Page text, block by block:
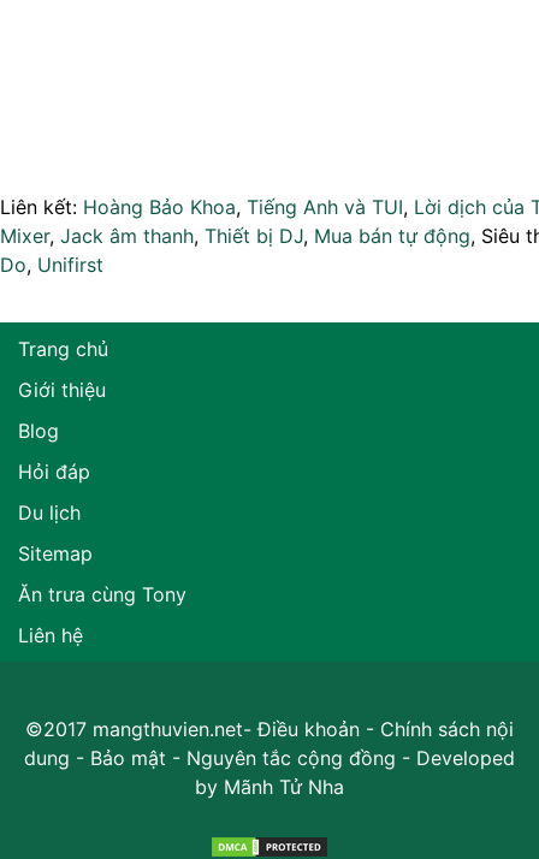
Liên kết: Hoàng Bảo Khoa, Tiếng Anh và TUI, Lời dịch của
Mixer, Jack âm thanh, Thiết bị DJ, Mua bán tự động, Siêu
Do, Unifirst
Trang chủ
Giới thiệu
Blog
Hỏi đáp
Du lịch
Sitemap
Ăn trưa cùng Tony
Liên hệ
©2017 mangthuvien.net-Điều khoản - Chính sách nội
dung - Bảo mật - Nguyên tắc cộng đồng - Developed
by Mãnh Tử Nha